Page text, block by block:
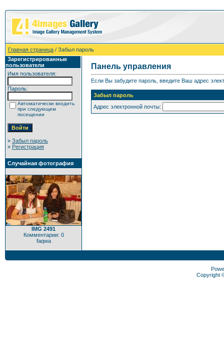
Главная страница / Забыл пароль
Зарегистрированные
пользователи
Имя пользователя:
Пароль:
Автоматически входить
при следующем
посещении
» Забыл пароль
» Регистрация
Случайная фотография
IMG 2491
Комментарии: 0
faqwa
Панель управления
Если Вы забудите пароль, введите Ваш адрес
Забыл пароль
Адрес электронной почты:
Copyright